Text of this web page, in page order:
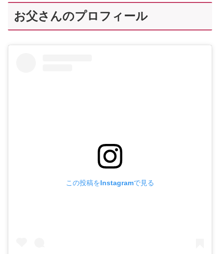
お父さんのプロフィール
この投稿をInstagramで見る